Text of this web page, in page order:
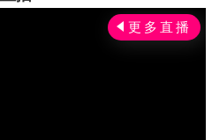
提升生活品質，讓退休
間變小但心卻變輕的樂